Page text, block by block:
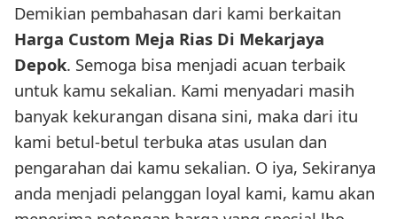
Demikian pembahasan dari kami berkaitan
Harga Custom Meja Rias Di Mekarjaya
Depok. Semoga bisa menjadi acuan terbaik
untuk kamu sekalian. Kami menyadari masih
banyak kekurangan disana sini, maka dari itu
kami betul-betul terbuka atas usulan dan
pengarahan dai kamu sekalian. O iya, Sekiranya
anda menjadi pelanggan loyal kami, kamu akan